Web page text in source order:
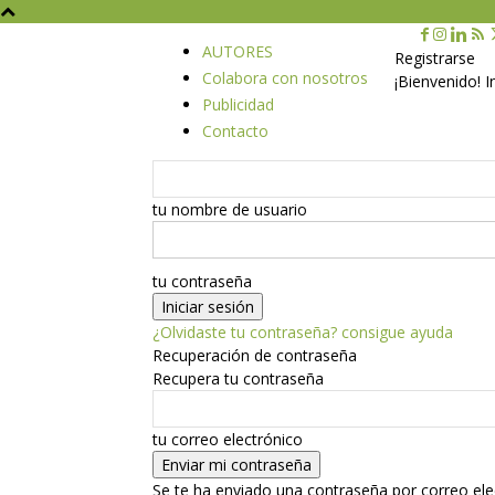
AUTORES
Colabora con nosotros
Publicidad
Contacto
Registrarse
¡Bienvenido!
tu nombre de usuario
tu contraseña
¿Olvidaste tu contraseña? consigue ayuda
Recuperación de contraseña
Recupera tu contraseña
tu correo electrónico
Se te ha enviado una contraseña por correo